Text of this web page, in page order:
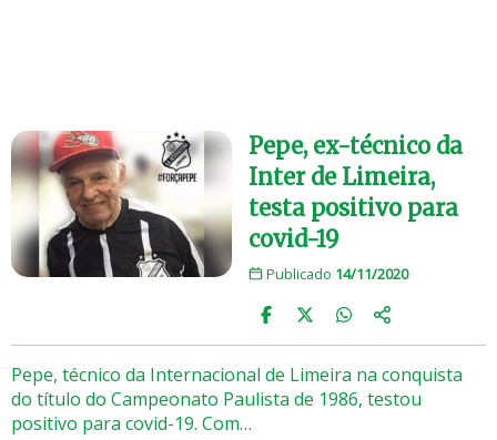
Pepe, ex-técnico da
Inter de Limeira,
testa positivo para
covid-19
Publicado 14/11/2020
Pepe, técnico da Internacional de Limeira na conquista
do título do Campeonato Paulista de 1986, testou
positivo para covid-19. Com…